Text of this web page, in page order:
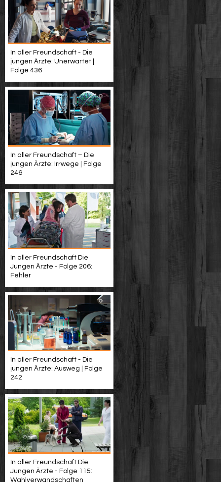
In aller Freundschaft - Die
jungen Ärzte: Unerwartet |
Folge 436
In aller Freundschaft – Die
jungen Ärzte: Irrwege | Folge
246
In aller Freundschaft Die
Jungen Ärzte - Folge 206:
Fehler
In aller Freundschaft - Die
jungen Ärzte: Ausweg | Folge
242
In aller Freundschaft Die
Jungen Ärzte - Folge 115:
Wahlverwandschaften